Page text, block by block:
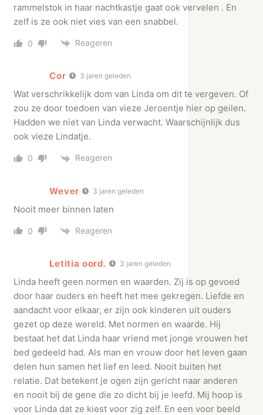
rammelstok in haar nachtkastje gaat ook vervelen . En
zelf is ze ook niet vies van een snabbel.
0 Reageren
Cor 3 jaren geleden
Wat verschrikkelijk dom van Linda om dit te vergeven. Of
zou ze door toedoen van vieze Jeroentje hier op geilen.
Hadden we niet van Linda verwacht. Waarschijnlijk dus
ook vieze Lindatje.
0 Reageren
Wever 3 jaren geleden
Nooit meer binnen laten
0 Reageren
Letitia oord. 3 jaren geleden
Linda heeft geen normen en waarden. Zij is op gevoed
door haar ouders en heeft het mee gekregen. Liefde en
aandacht voor elkaar, er zijn ook kinderen uit ouders
gezet op deze wereld. Met normen en waarde. Hij
bestaat het dat Linda haar vriend met jonge vrouwen het
bed gedeeld had. Als man en vrouw door het leven gaan
delen hun samen het lief en leed. Nooit buiten het
relatie. Dat betekent je ogen zijn gericht naar anderen
en nooit bij de gene die zo dicht bij je leefd. Mij hoop is
voor Linda dat ze kiest voor zig zelf. En een voor beeld